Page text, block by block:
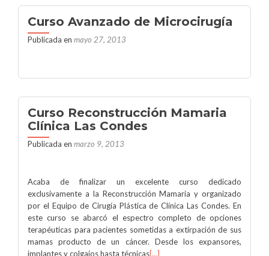
Curso Avanzado de Microcirugía
Publicada en mayo 27, 2013
Curso Reconstrucción Mamaria
Clínica Las Condes
Publicada en marzo 9, 2013
Acaba de finalizar un excelente curso dedicado
exclusivamente a la Reconstrucción Mamaria y organizado
por el Equipo de Cirugía Plástica de Clínica Las Condes. En
este curso se abarcó el espectro completo de opciones
terapéuticas para pacientes sometidas a extirpación de sus
mamas producto de un cáncer. Desde los expansores,
implantes y colgajos hasta técnicas[…]